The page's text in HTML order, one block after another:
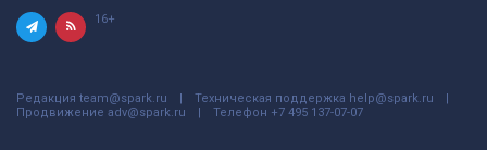
16+
Редакция team@spark.ru Техническая поддержка help@spark.ru
Продвижение adv@spark.ru Телефон +7 495 137-07-07